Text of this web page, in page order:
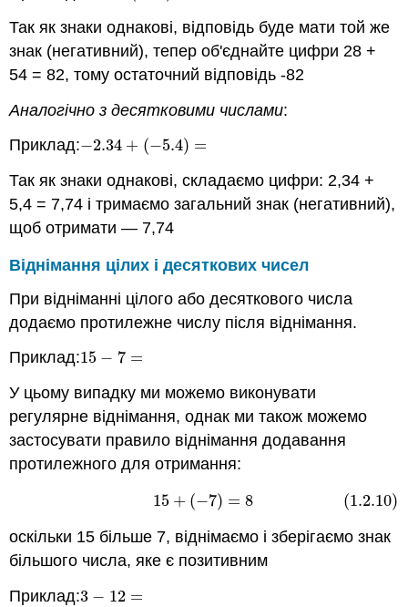
Так як знаки однакові, відповідь буде мати той же
знак (негативний), тепер об'єднайте цифри 28 +
54 = 82, тому остаточний відповідь -82
Аналогічно з десятковими числами:
Приклад:−2.34 + (−5.4) =
−2.34 +( −5.4)=
Так як знаки однакові, складаємо цифри: 2,34 +
5,4 = 7,74 і тримаємо загальний знак (негативний),
щоб отримати — 7,74
Віднімання цілих і десяткових чисел
При відніманні цілого або десяткового числа
додаємо протилежне числу після віднімання.
Приклад:15 − 7 =
15 −7 =
У цьому випадку ми можемо виконувати
регулярне віднімання, однак ми також можемо
застосувати правило віднімання додавання
протилежного для отримання:
15 + (−7) = 8 (1.2.10)
(1.2.10)15+( −7)=
оскільки 15 більше 7, віднімаємо і зберігаємо знак
більшого числа, яке є позитивним
Приклад:3 − 12 =
3 −12=